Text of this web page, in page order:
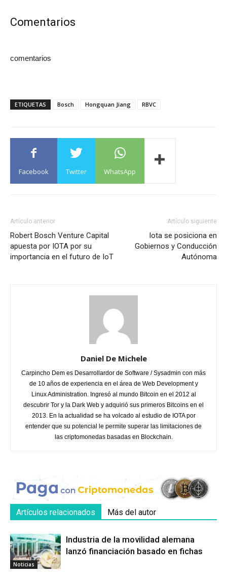
Comentarios
comentarios
ETIQUETAS Bosch Hongquan Jiang RBVC
Facebook Twitter WhatsApp
Artículo anterior
Robert Bosch Venture Capital
apuesta por IOTA por su
importancia en el futuro de IoT
Artículo siguiente
Iota se posiciona en
Gobiernos y Conducción
Autónoma
Daniel De Michele
Carpincho Dem es Desarrollardor de Software / Sysadmin con más
de 10 años de experiencia en el área de Web Development y
Linux Administration. Ingresó al mundo Bitcoin en el 2012 al
descubrir Tor y la Dark Web y adquirió sus primeros Bitcoins en el
2013. En la actualidad se ha volcado al estudio de IOTA por
entender que su potencial le permite superar las limitaciones de
las criptomonedas basadas en Blockchain.
Artículos relacionados Más del autor
Noticias
Industria de la movilidad alemana
lanzó financiación basado en fichas